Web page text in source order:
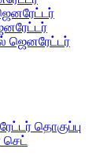
ஜெனரேட்டர்
தொகுப்பு